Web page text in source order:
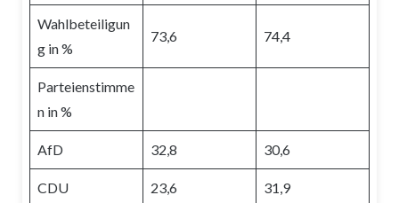
Wahlbeteiligun
g in %
73,6 74,4
Parteienstimme
n in %
AfD 32,8 30,6
CDU 23,6 31,9